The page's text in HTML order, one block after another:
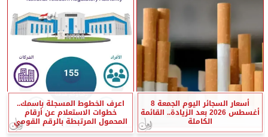
أسعار السجائر اليوم الجمعة 8
أغسطس 2026 بعد الزيادة.. القائمة
الكاملة
اعرف الخطوط المسجلة باسمك..
خطوات الاستعلام عن أرقام
المحمول المرتبطة بالرقم القومي